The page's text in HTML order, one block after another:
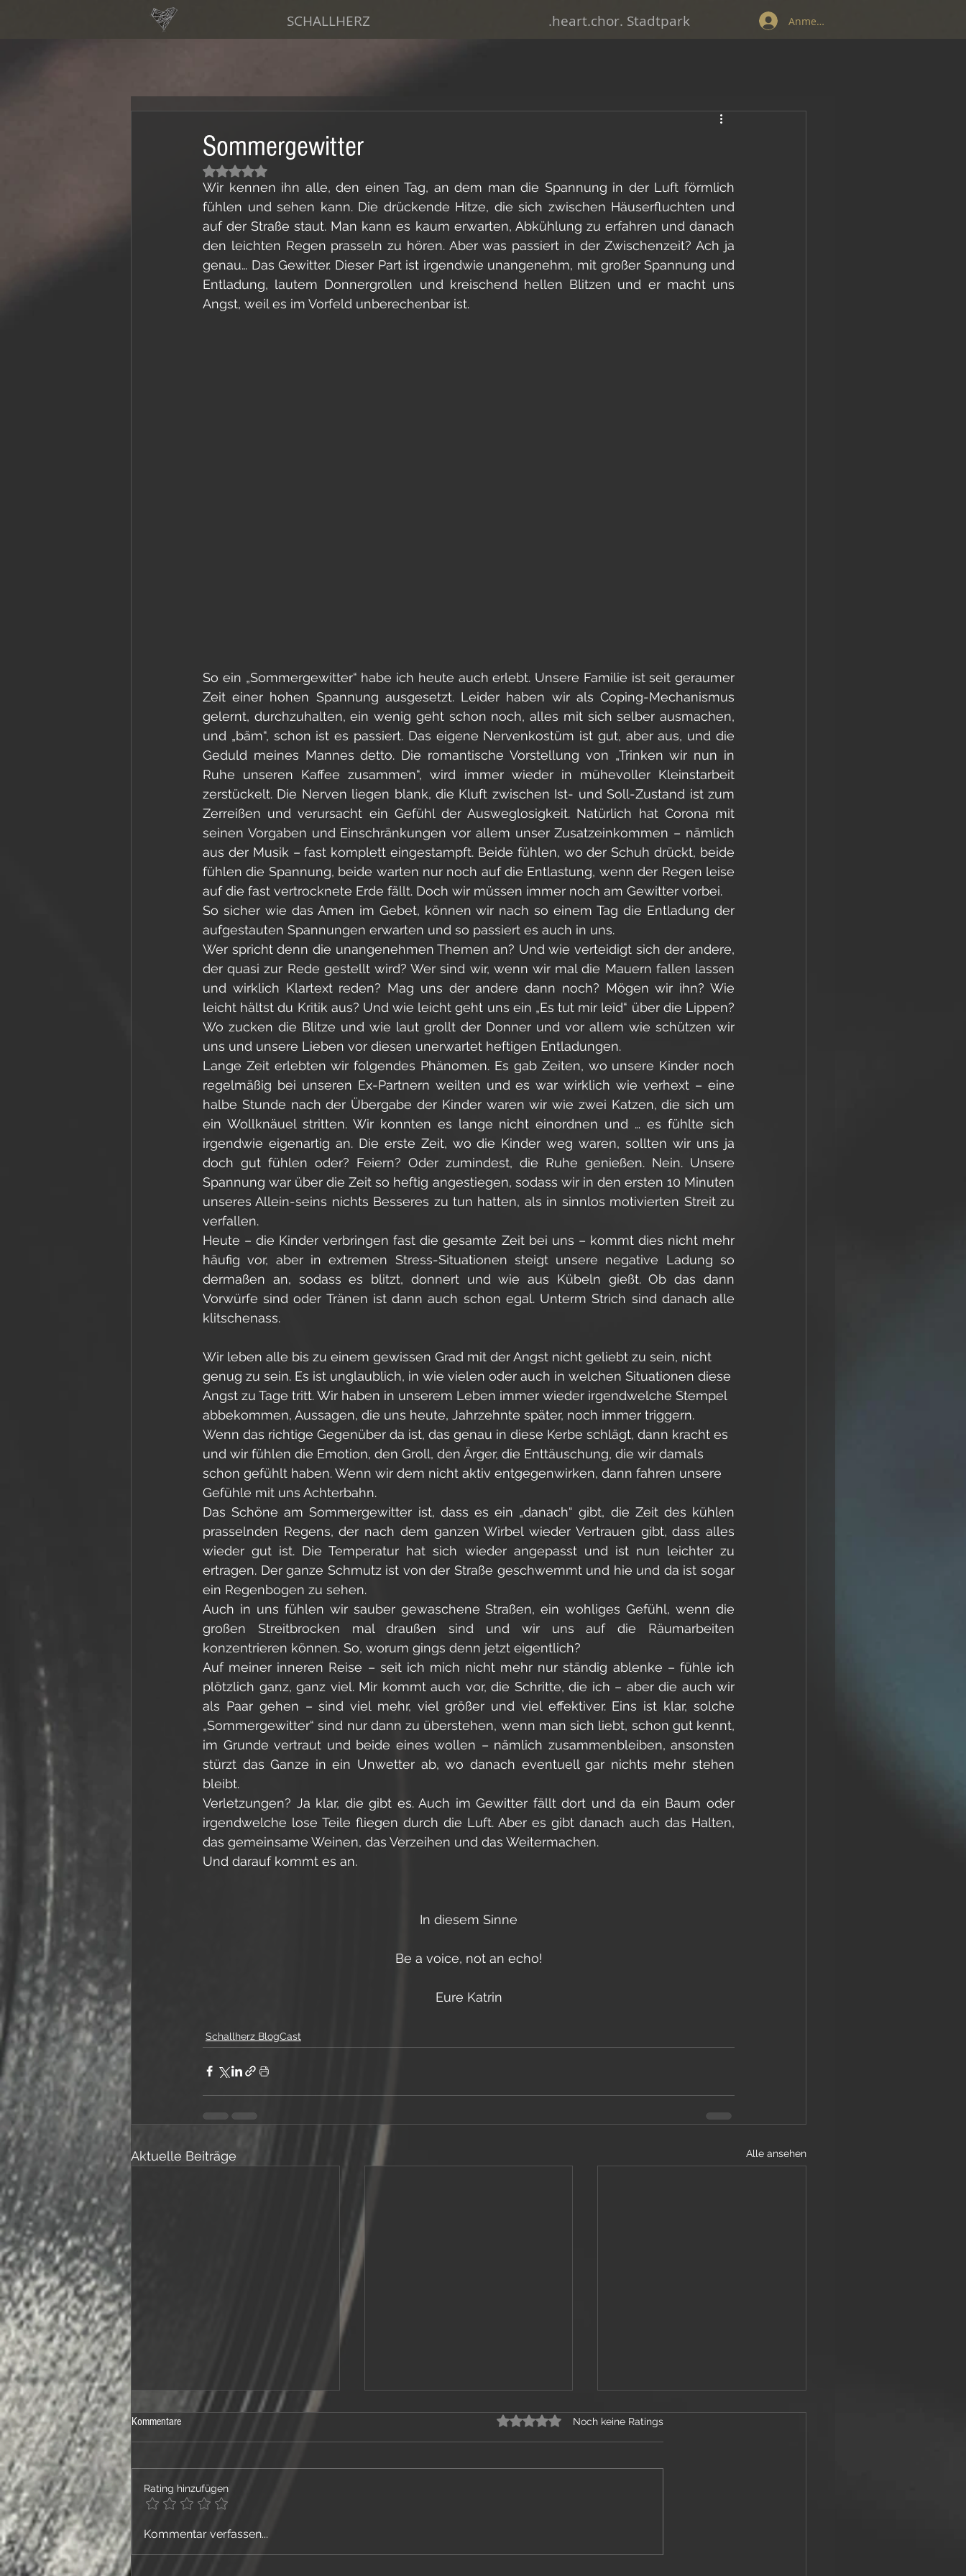
SCHALLHERZ .heart.chor. Stadtpark Anmelden
Sommergewitter
Mit NaN von 5 Sternen bewertet.
Wir kennen ihn alle, den einen Tag, an dem man die Spannung in der Luft förmlich
fühlen und sehen kann. Die drückende Hitze, die sich zwischen Häuserfluchten und
auf der Straße staut. Man kann es kaum erwarten, Abkühlung zu erfahren und danach
den leichten Regen prasseln zu hören. Aber was passiert in der Zwischenzeit? Ach ja
genau… Das Gewitter. Dieser Part ist irgendwie unangenehm, mit großer Spannung und
Entladung, lautem Donnergrollen und kreischend hellen Blitzen und er macht uns
Angst, weil es im Vorfeld unberechenbar ist.
So ein „Sommergewitter“ habe ich heute auch erlebt. Unsere Familie ist seit geraumer
Zeit einer hohen Spannung ausgesetzt. Leider haben wir als Coping-Mechanismus
gelernt, durchzuhalten, ein wenig geht schon noch, alles mit sich selber ausmachen,
und „bäm“, schon ist es passiert. Das eigene Nervenkostüm ist gut, aber aus, und die
Geduld meines Mannes detto. Die romantische Vorstellung von „Trinken wir nun in
Ruhe unseren Kaffee zusammen“, wird immer wieder in mühevoller Kleinstarbeit
zerstückelt. Die Nerven liegen blank, die Kluft zwischen Ist- und Soll-Zustand ist zum
Zerreißen und verursacht ein Gefühl der Ausweglosigkeit. Natürlich hat Corona mit
seinen Vorgaben und Einschränkungen vor allem unser Zusatzeinkommen – nämlich
aus der Musik – fast komplett eingestampft. Beide fühlen, wo der Schuh drückt, beide
fühlen die Spannung, beide warten nur noch auf die Entlastung, wenn der Regen leise
auf die fast vertrocknete Erde fällt. Doch wir müssen immer noch am Gewitter vorbei.
So sicher wie das Amen im Gebet, können wir nach so einem Tag die Entladung der
aufgestauten Spannungen erwarten und so passiert es auch in uns.
Wer spricht denn die unangenehmen Themen an? Und wie verteidigt sich der andere,
der quasi zur Rede gestellt wird? Wer sind wir, wenn wir mal die Mauern fallen lassen
und wirklich Klartext reden? Mag uns der andere dann noch? Mögen wir ihn? Wie
leicht hältst du Kritik aus? Und wie leicht geht uns ein „Es tut mir leid“ über die Lippen?
Wo zucken die Blitze und wie laut grollt der Donner und vor allem wie schützen wir
uns und unsere Lieben vor diesen unerwartet heftigen Entladungen.
Lange Zeit erlebten wir folgendes Phänomen. Es gab Zeiten, wo unsere Kinder noch
regelmäßig bei unseren Ex-Partnern weilten und es war wirklich wie verhext – eine
halbe Stunde nach der Übergabe der Kinder waren wir wie zwei Katzen, die sich um
ein Wollknäuel stritten. Wir konnten es lange nicht einordnen und … es fühlte sich
irgendwie eigenartig an. Die erste Zeit, wo die Kinder weg waren, sollten wir uns ja
doch gut fühlen oder? Feiern? Oder zumindest, die Ruhe genießen. Nein. Unsere
Spannung war über die Zeit so heftig angestiegen, sodass wir in den ersten 10 Minuten
unseres Allein-seins nichts Besseres zu tun hatten, als in sinnlos motivierten Streit zu
verfallen.
Heute – die Kinder verbringen fast die gesamte Zeit bei uns – kommt dies nicht mehr
häufig vor, aber in extremen Stress-Situationen steigt unsere negative Ladung so
dermaßen an, sodass es blitzt, donnert und wie aus Kübeln gießt. Ob das dann
Vorwürfe sind oder Tränen ist dann auch schon egal. Unterm Strich sind danach alle
klitschenass.
Wir leben alle bis zu einem gewissen Grad mit der Angst nicht geliebt zu sein, nicht
genug zu sein. Es ist unglaublich, in wie vielen oder auch in welchen Situationen diese
Angst zu Tage tritt. Wir haben in unserem Leben immer wieder irgendwelche Stempel
abbekommen, Aussagen, die uns heute, Jahrzehnte später, noch immer triggern.
Wenn das richtige Gegenüber da ist, das genau in diese Kerbe schlägt, dann kracht es
und wir fühlen die Emotion, den Groll, den Ärger, die Enttäuschung, die wir damals
schon gefühlt haben. Wenn wir dem nicht aktiv entgegenwirken, dann fahren unsere
Gefühle mit uns Achterbahn.
Das Schöne am Sommergewitter ist, dass es ein „danach“ gibt, die Zeit des kühlen
prasselnden Regens, der nach dem ganzen Wirbel wieder Vertrauen gibt, dass alles
wieder gut ist. Die Temperatur hat sich wieder angepasst und ist nun leichter zu
ertragen. Der ganze Schmutz ist von der Straße geschwemmt und hie und da ist sogar
ein Regenbogen zu sehen.
Auch in uns fühlen wir sauber gewaschene Straßen, ein wohliges Gefühl, wenn die
großen Streitbrocken mal draußen sind und wir uns auf die Räumarbeiten
konzentrieren können. So, worum gings denn jetzt eigentlich?
Auf meiner inneren Reise – seit ich mich nicht mehr nur ständig ablenke – fühle ich
plötzlich ganz, ganz viel. Mir kommt auch vor, die Schritte, die ich – aber die auch wir
als Paar gehen – sind viel mehr, viel größer und viel effektiver. Eins ist klar, solche
„Sommergewitter“ sind nur dann zu überstehen, wenn man sich liebt, schon gut kennt,
im Grunde vertraut und beide eines wollen – nämlich zusammenbleiben, ansonsten
stürzt das Ganze in ein Unwetter ab, wo danach eventuell gar nichts mehr stehen
bleibt.
Verletzungen? Ja klar, die gibt es. Auch im Gewitter fällt dort und da ein Baum oder
irgendwelche lose Teile fliegen durch die Luft. Aber es gibt danach auch das Halten,
das gemeinsame Weinen, das Verzeihen und das Weitermachen.
Und darauf kommt es an.
In diesem Sinne
Be a voice, not an echo!
Eure Katrin
Schallherz BlogCast
Aktuelle Beiträge Alle ansehen
Schrei-Raum
Kommentare Mit 0 von 5 Sternen bewertet.
Noch keine Ratings
Rating hinzufügen
Kommentar verfassen...